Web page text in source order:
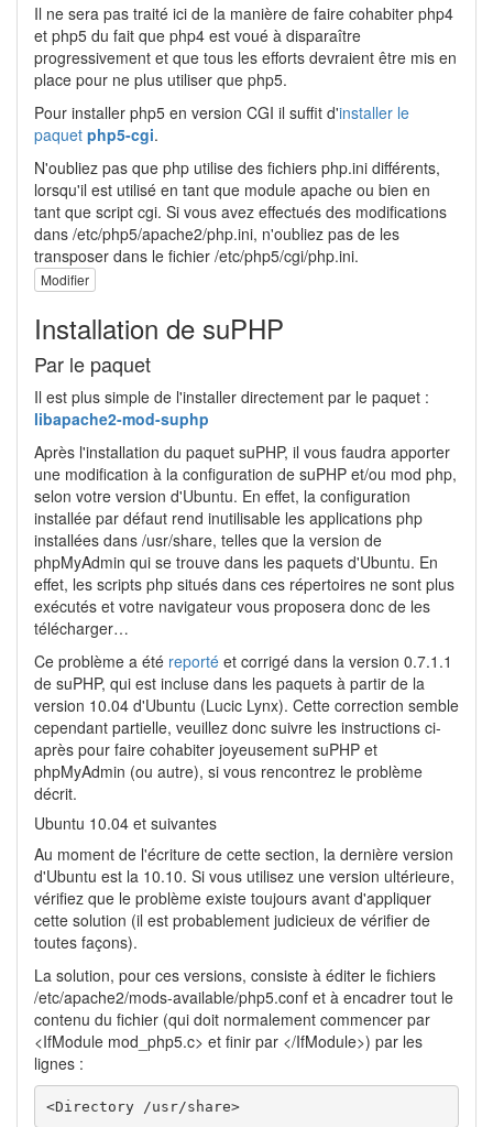
Il ne sera pas traité ici de la manière de faire cohabiter php4
et php5 du fait que php4 est voué à disparaître
progressivement et que tous les efforts devraient être mis en
place pour ne plus utiliser que php5.
Pour installer php5 en version CGI il suffit d'installer le
paquet php5-cgi.
N'oubliez pas que php utilise des fichiers php.ini différents,
lorsqu'il est utilisé en tant que module apache ou bien en
tant que script cgi. Si vous avez effectués des modifications
dans /etc/php5/apache2/php.ini, n'oubliez pas de les
transposer dans le fichier /etc/php5/cgi/php.ini.
Modifier
Installation de suPHP
Par le paquet
Il est plus simple de l'installer directement par le paquet :
libapache2-mod-suphp
Après l'installation du paquet suPHP, il vous faudra apporter
une modification à la configuration de suPHP et/ou mod php,
selon votre version d'Ubuntu. En effet, la configuration
installée par défaut rend inutilisable les applications php
installées dans /usr/share, telles que la version de
phpMyAdmin qui se trouve dans les paquets d'Ubuntu. En
effet, les scripts php situés dans ces répertoires ne sont plus
exécutés et votre navigateur vous proposera donc de les
télécharger…
Ce problème a été reporté et corrigé dans la version 0.7.1.1
de suPHP, qui est incluse dans les paquets à partir de la
version 10.04 d'Ubuntu (Lucic Lynx). Cette correction semble
cependant partielle, veuillez donc suivre les instructions ci-
après pour faire cohabiter joyeusement suPHP et
phpMyAdmin (ou autre), si vous rencontrez le problème
décrit.
Ubuntu 10.04 et suivantes
Au moment de l'écriture de cette section, la dernière version
d'Ubuntu est la 10.10. Si vous utilisez une version ultérieure,
vérifiez que le problème existe toujours avant d'appliquer
cette solution (il est probablement judicieux de vérifier de
toutes façons).
La solution, pour ces versions, consiste à éditer le fichiers
/etc/apache2/mods-available/php5.conf et à encadrer tout le
contenu du fichier (qui doit normalement commencer par
<IfModule mod_php5.c> et finir par </IfModule>) par les
lignes :
<Directory /usr/share>